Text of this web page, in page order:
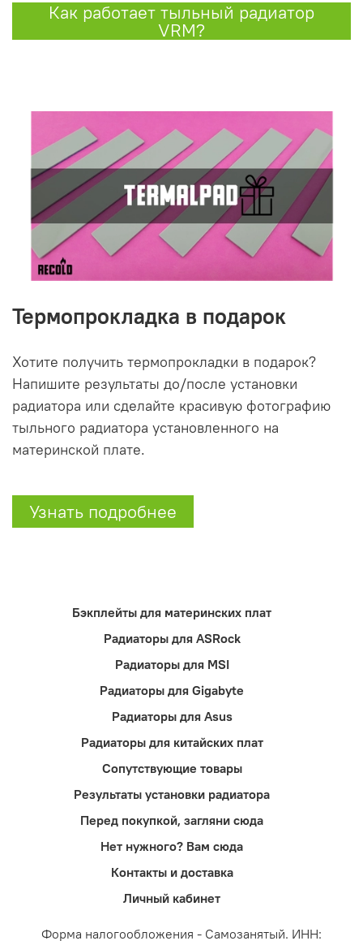
Как работает тыльный радиатор
VRM?
Термопрокладка в подарок
Хотите получить термопрокладки в подарок?
Напишите результаты до/после установки
радиатора или сделайте красивую фотографию
тыльного радиатора установленного на
материнской плате.
Узнать подробнее
Бэкплейты для материнских плат
Радиаторы для ASRock
Радиаторы для MSI
Радиаторы для Gigabyte
Радиаторы для Asus
Радиаторы для китайских плат
Сопутствующие товары
Результаты установки радиатора
Перед покупкой, загляни сюда
Нет нужного? Вам сюда
Контакты и доставка
Личный кабинет
Форма налогообложения - Самозанятый. ИНН: